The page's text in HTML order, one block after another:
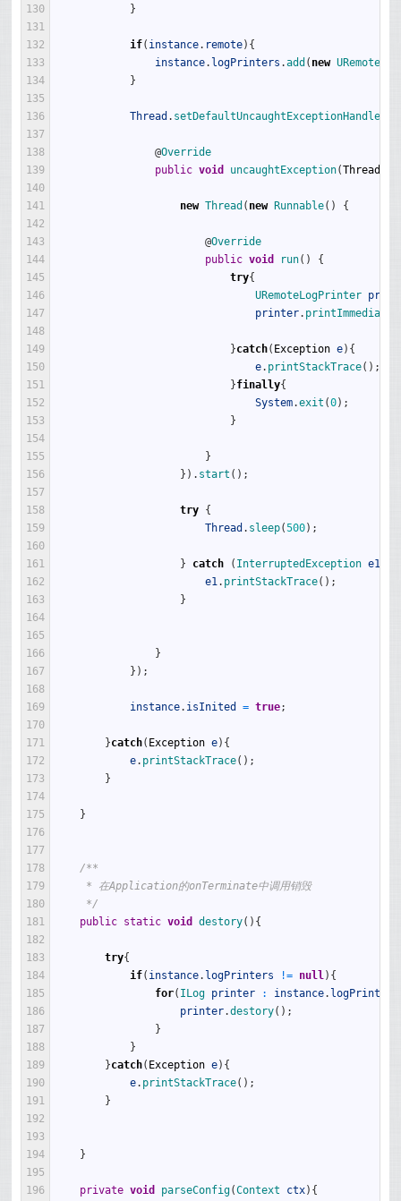
130
131
132
133
134
135
136
137
138
139
140
141
142
143
144
145
146
147
148
149
150
151
152
153
154
155
156
157
158
159
160
161
162
163
164
165
166
167
168
169
170
171
172
173
174
175
176
177
178
179
180
181
182
183
184
185
186
187
188
189
190
191
192
193
194
195
196
}
if( instance. remote) {
instance. logPrinters .add ( new URemoteLog
}
Thread . setDefaultUncaughtExceptionHandler
@Override
public void uncaughtException(Thread
new Thread ( new Runnable( ) {
@Override
public void run( )
{
try{
URemoteLogPrinter
printer. printImmediate
}catch( Exception e) {
e. printStackTrace( ) ;
}finally{
System.exit (0) ;
}
}
} ) . start ( ) ;
try {
Thread . sleep(500) ;
} catch ( InterruptedException e1
e1. printStackTrace( ) ;
}
}
} ) ;
instance. isInited = true;
}catch( Exception e) {
e. printStackTrace( ) ;
}
}
/**
* 在Application的onTerminate中调用销毁
*/
public static void destory( ) {
try{
if( instance. logPrinters != null) {
for( ILog printer : instance. logPrinters
printer.destory( ) ;
}
}
}catch( Exception e) {
e. printStackTrace( ) ;
}
}
private void parseConfig(Context ctx) {